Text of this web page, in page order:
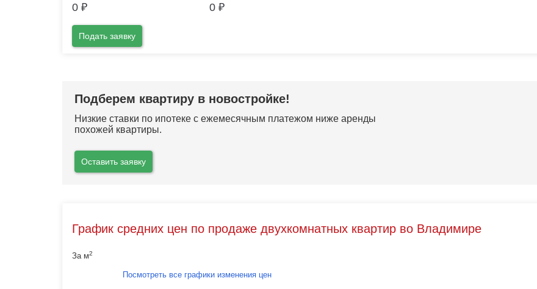
0 ₽ 0 ₽
Подать заявку
Подберем квартиру в новостройке!
Низкие ставки по ипотеке с ежемесячным платежом ниже аренды
похожей квартиры.
Оставить заявку
График средних цен по продаже двухкомнатных квартир во Владимире
За м2
Посмотреть все графики изменения цен